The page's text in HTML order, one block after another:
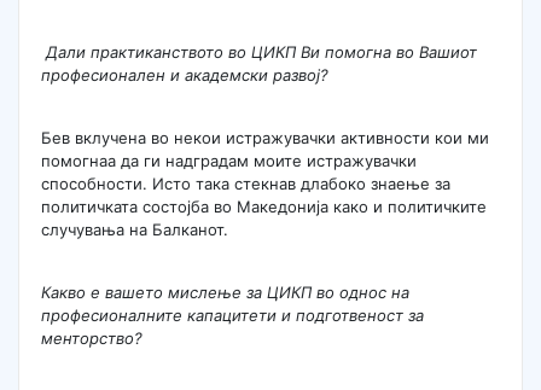
Дали практиканството во ЦИКП Ви помогна во Вашиот
професионален и академски развој?
Бев вклучена во некои истражувачки активности кои ми
помогнаа да ги надградам моите истражувачки
способности. Исто така стекнав длабоко знаење за
политичката состојба во Македонија како и политичките
случувања на Балканот.
Какво е вашето мислење за ЦИКП во однос на
професионалните капацитети и подготвеност за
менторство?